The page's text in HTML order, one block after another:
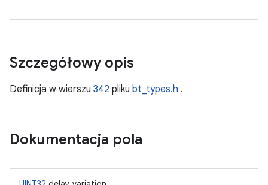
Szczegółowy opis
Definicja w wierszu 342 pliku bt_types.h .
Dokumentacja pola